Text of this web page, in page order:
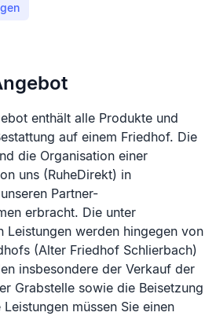
enthält alle Produkte und
auf einem Friedhof. Die
die Organisation einer
uns (RuheDirekt) in
Partner-
erbracht. Die unter
Leistungen werden hingegen von
(Alter Friedhof Schlierbach)
insbesondere der Verkauf der
Grabstelle sowie die Beisetzung
müssen Sie einen